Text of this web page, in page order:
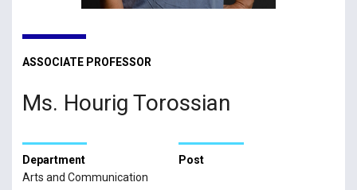
ASSOCIATE PROFESSOR
Ms. Hourig Torossian
Department
Arts and Communication
Post